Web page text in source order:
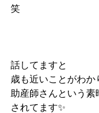
笑
話してますと
歳も近いことがわか
助産師さんという素
されてます✨